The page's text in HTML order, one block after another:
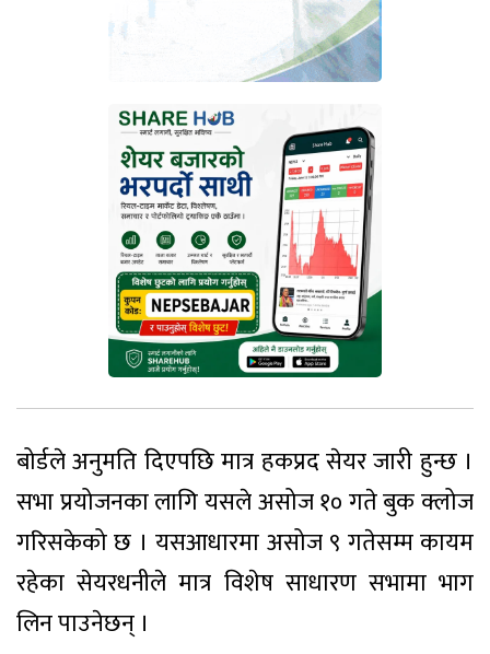
बोर्डले अनुमति दिएपछि मात्र हकप्रद सेयर जारी हुन्छ ।
सभा प्रयोजनका लागि यसले असोज १० गते बुक क्लोज
गरिसकेको छ । यसआधारमा असोज ९ गतेसम्म कायम
रहेका सेयरधनीले मात्र विशेष साधारण सभामा भाग
लिन पाउनेछन् ।